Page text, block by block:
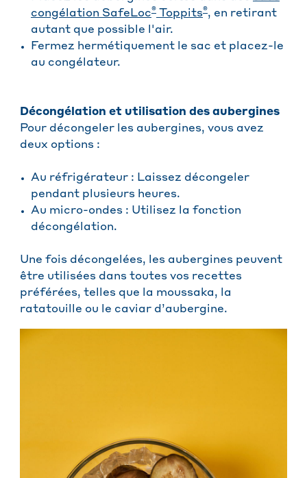
congélation SafeLoc® Toppits®, en retirant
autant que possible l'air.
Fermez hermétiquement le sac et placez-le
au congélateur.
Décongélation et utilisation des aubergines
Pour décongeler les aubergines, vous avez
deux options :
Au réfrigérateur : Laissez décongeler
pendant plusieurs heures.
Au micro-ondes : Utilisez la fonction
décongélation.
Une fois décongelées, les aubergines peuvent
être utilisées dans toutes vos recettes
préférées, telles que la moussaka, la
ratatouille ou le caviar d’aubergine.